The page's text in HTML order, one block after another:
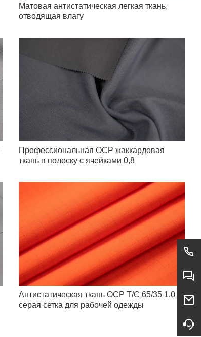
Матовая антистатическая легкая ткань,
отводящая влагу
Профессиональная ОСР жаккардовая
ткань в полоску с ячейками 0,8
Антистатическая ткань ОСР T/C 65/35 1.0
серая сетка для рабочей одежды